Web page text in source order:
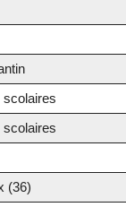
scolaires
scolaires
(36)